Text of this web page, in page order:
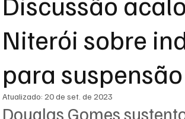
Niterói Zona Oeste
Serviço Eleições
Niterói sobre
para
Atualizado:20 de set. de 2023
Douglas Gomes